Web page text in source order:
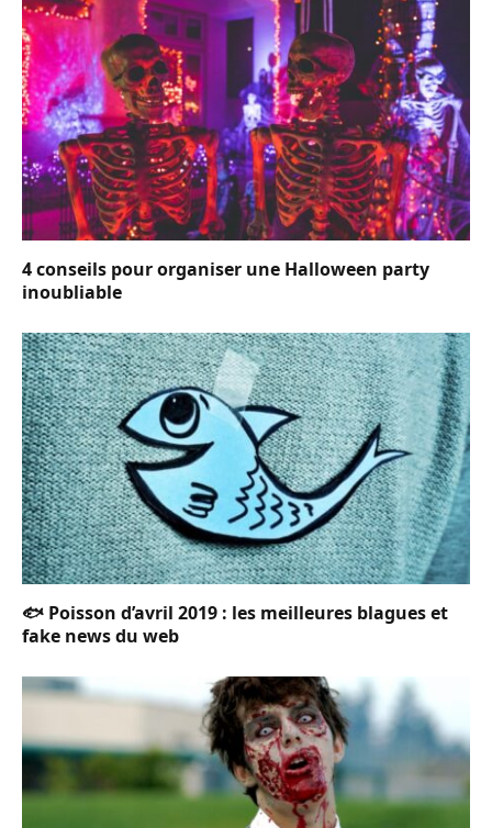
4 conseils pour organiser une Halloween party
inoubliable
🐟 Poisson d’avril 2019 : les meilleures blagues et
fake news du web